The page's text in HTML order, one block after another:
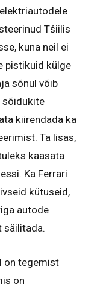
Tšiilis
kuna neil ei
pistikuid külge
sõnul võib
sõidukite
kiirendada ka
Ta lisas,
kaasata
Ka Ferrari
kütuseid,
autode
säilitada.
on tegemist
on